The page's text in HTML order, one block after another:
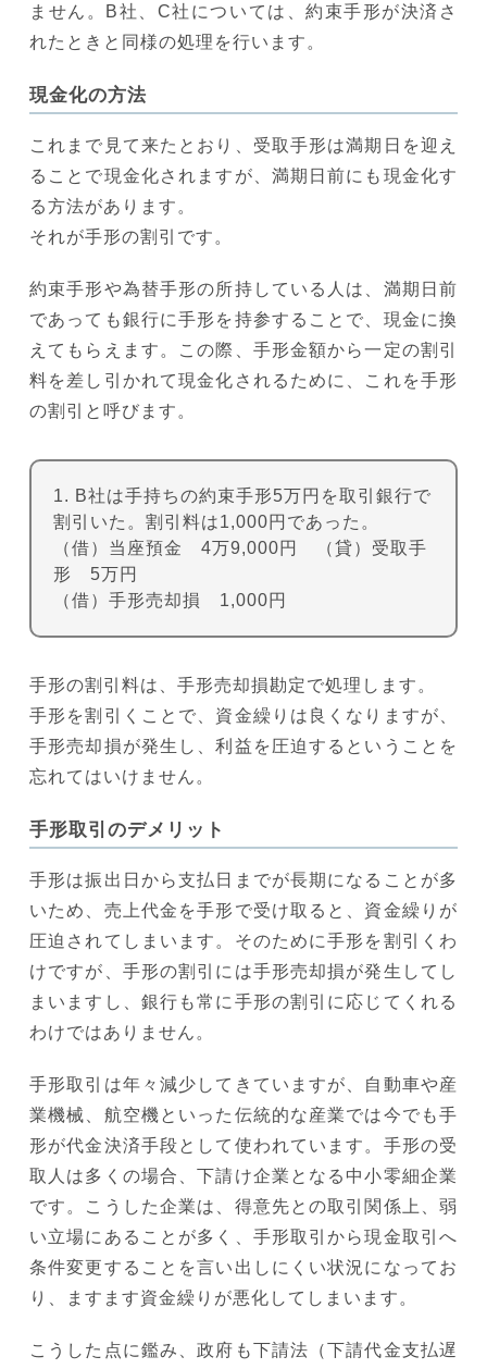
ません。B社、C社については、約束手形が決済さ
れたときと同様の処理を行います。
現金化の方法
これまで見て来たとおり、受取手形は満期日を迎え
ることで現金化されますが、満期日前にも現金化す
る方法があります。
それが手形の割引です。
約束手形や為替手形の所持している人は、満期日前
であっても銀行に手形を持参することで、現金に換
えてもらえます。この際、手形金額から一定の割引
料を差し引かれて現金化されるために、これを手形
の割引と呼びます。
1. B社は手持ちの約束手形5万円を取引銀行で
割引いた。割引料は1,000円であった。
（借）当座預金 4万9,000円 （貸）受取手
形 5万円
（借）手形売却損 1,000円
手形の割引料は、手形売却損勘定で処理します。
手形を割引くことで、資金繰りは良くなりますが、
手形売却損が発生し、利益を圧迫するということを
忘れてはいけません。
手形取引のデメリット
手形は振出日から支払日までが長期になることが多
いため、売上代金を手形で受け取ると、資金繰りが
圧迫されてしまいます。そのために手形を割引くわ
けですが、手形の割引には手形売却損が発生してし
まいますし、銀行も常に手形の割引に応じてくれる
わけではありません。
手形取引は年々減少してきていますが、自動車や産
業機械、航空機といった伝統的な産業では今でも手
形が代金決済手段として使われています。手形の受
取人は多くの場合、下請け企業となる中小零細企業
です。こうした企業は、得意先との取引関係上、弱
い立場にあることが多く、手形取引から現金取引へ
条件変更することを言い出しにくい状況になってお
り、ますます資金繰りが悪化してしまいます。
こうした点に鑑み、政府も下請法（下請代金支払遅